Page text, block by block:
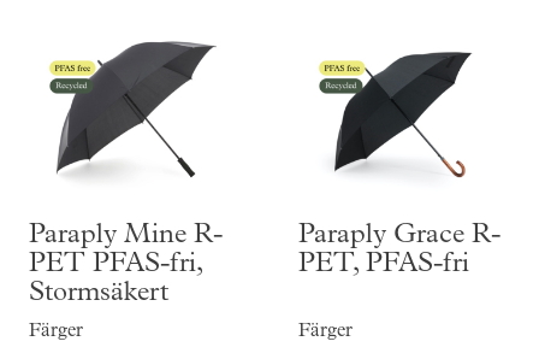
Paraply Mine R-
PET PFAS-fri,
Stormsäkert
Färger
Paraply Grace R-
PET, PFAS-fri
Färger